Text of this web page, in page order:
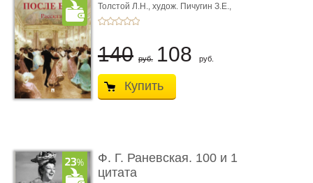
Толстой Л.Н., худож. Пичугин З.Е.,
худож. Лебедев А.И.,
140 руб. 108 руб.
Купить
Ф. Г. Раневская. 100 и 1
цитата